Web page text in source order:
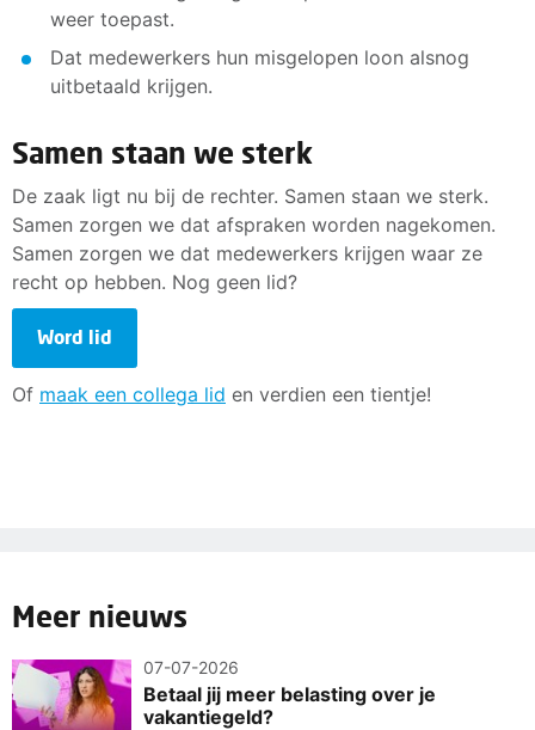
weer toepast.
Dat medewerkers hun misgelopen loon alsnog
uitbetaald krijgen.
Samen staan we sterk
De zaak ligt nu bij de rechter. Samen staan we sterk.
Samen zorgen we dat afspraken worden nagekomen.
Samen zorgen we dat medewerkers krijgen waar ze
recht op hebben. Nog geen lid?
Word lid
Of maak een collega lid en verdien een tientje!
Meer nieuws
07-07-2026
Betaal jij meer belasting over je
vakantiegeld?